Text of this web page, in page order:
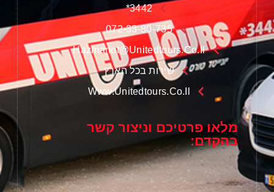
3442*
072-33-80-735
Hazmanot@unitedtours.co.il
שירות בכל הארץ
Www.unitedtours.co.il
מלאו פרטיכם וניצור קשר
בהקדם: